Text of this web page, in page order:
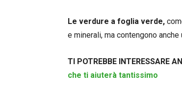
Le verdure a foglia verde,
e minerali, ma contengono
TI POTREBBE INTERESSARE
che ti aiuterà tantissimo